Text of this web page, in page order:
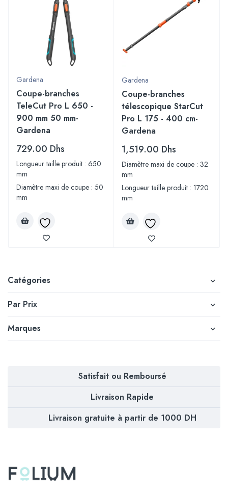
Catégories
Par Prix
Marques
Gardena
Coupe-branches
TeleCut Pro L 650 -
900 mm 50 mm-
Gardena
729.00 Dhs
Longueur taille produit : 650
mm
Diamètre maxi de coupe : 50
mm
Gardena
Coupe-branches
télescopique StarCut
Pro L 175 - 400 cm-
Gardena
1,519.00 Dhs
Diamètre maxi de coupe : 32
mm
Longueur taille produit : 1720
mm
Satisfait ou Remboursé
Livraison Rapide
Livraison gratuite à partir de 1000 DH